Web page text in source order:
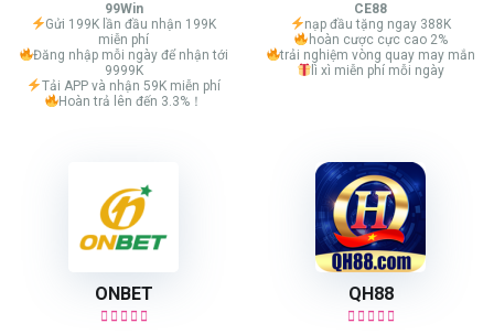
99Win
Gửi 199K lần đầu nhận 199K
miễn phí
Đăng nhập mỗi ngày để nhận tới
9999K
Tải APP và nhận 59K miễn phí
Hoàn trả lên đến 3.3%！
CE88
nạp đầu tặng ngay 388K
hoàn cược cực cao 2%
trải nghiệm vòng quay may mắn
lì xì miễn phí mỗi ngày
ONBET QH88